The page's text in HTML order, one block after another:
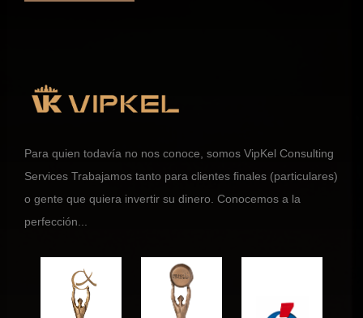
Para quien todavía no nos conoce, somos VipKel Consulting
Services Trabajamos tanto para clientes finales (particulares)
o gente que quiera invertir su dinero. Conocemos a la
perfección...